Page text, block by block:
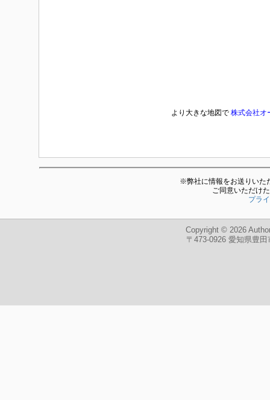
より大きな地図で 株式会社オ
※弊社に情報をお送りいた
ご同意いただけ
プラ
Copyright © 2026
〒473-0926 愛知県豊